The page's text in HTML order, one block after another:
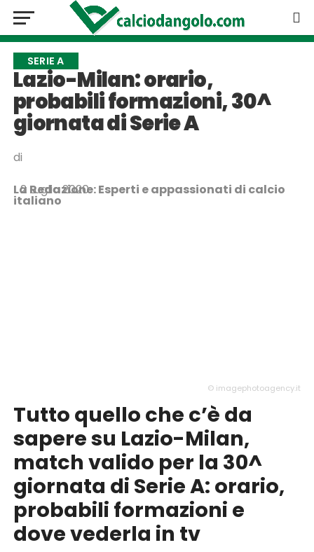
SERIE A
Lazio-Milan: orario,
probabili formazioni, 30^
giornata di Serie A
di
La Redazione: Esperti e appassionati di calcio
italiano
2 Luglio 2020
© imagephotoagency.it
Tutto quello che c’è da
sapere su Lazio-Milan,
match valido per la 30^
giornata di Serie A: orario,
probabili formazioni e
dove vederla in tv